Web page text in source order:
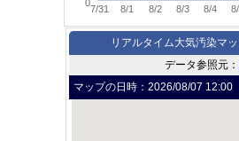
7/31 8/1 8/2 8/3 8/4
0
リアルタイム大気汚染マ
データ参照元：
マップの日時：2026/08/07 12:00